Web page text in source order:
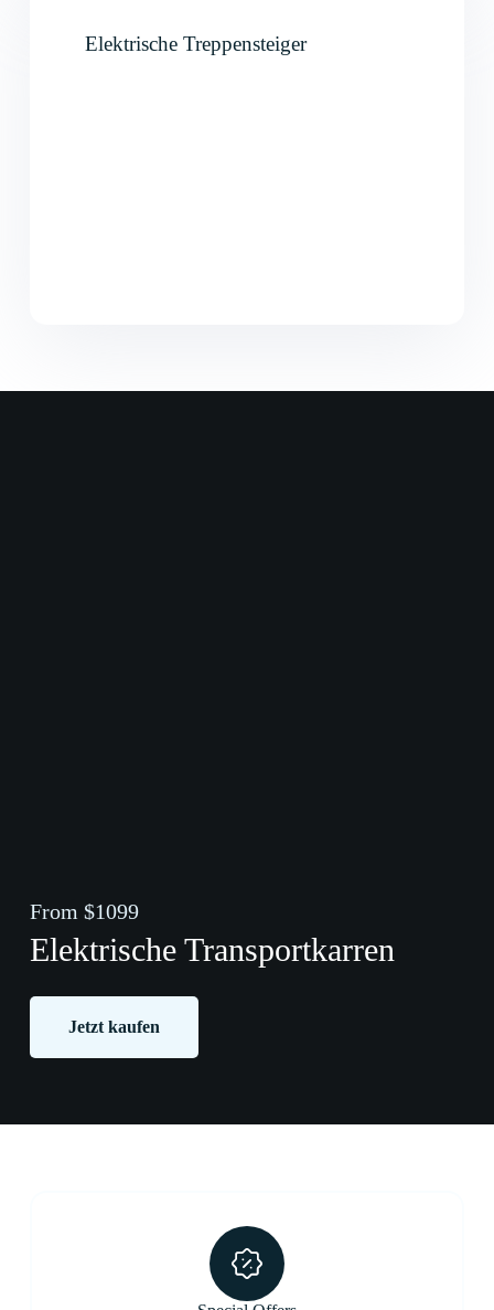
Elektrische Treppensteiger
From $1099
Elektrische Transportkarren
Jetzt kaufen